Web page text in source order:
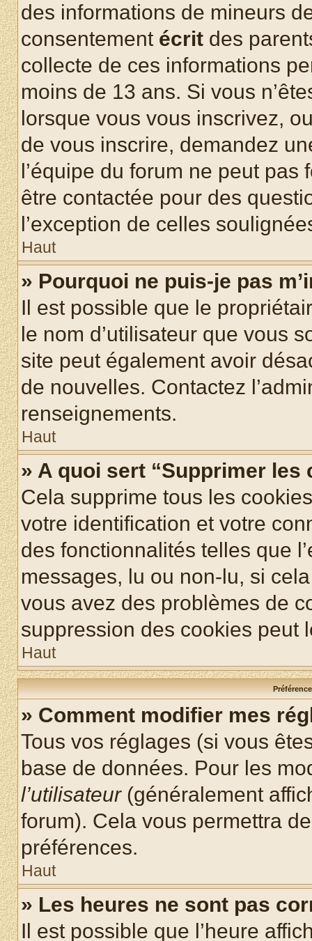
des informations de mineurs
consentement écrit des
collecte de ces informations
moins de 13 ans. Si vous
lorsque vous vous inscrivez,
de vous inscrire, demandez
l’équipe du forum ne peut
être contactée pour des
l’exception de celles
Haut
» Pourquoi ne puis-je pas
Il est possible que le
le nom d’utilisateur que vous
site peut également avoir
de nouvelles. Contactez
renseignements.
Haut
» A quoi sert “Supprimer les
Cela supprime tous les
votre identification et votre
des fonctionnalités telles que
messages, lu ou non-lu, si
vous avez des problèmes de
suppression des cookies peut
Haut
» Comment modifier mes
Tous vos réglages (si vous
base de données. Pour les
l’utilisateur(généralement
forum). Cela vous permettra
préférences.
Haut
» Les heures ne sont pas
Il est possible que l’heure